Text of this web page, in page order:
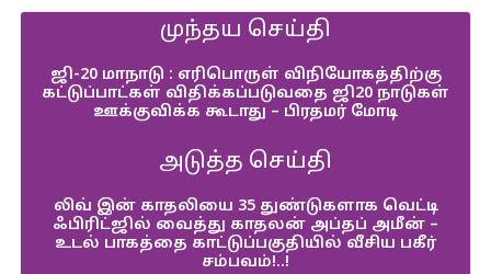
முந்தய செய்தி
ஜி-20 மாநாடு : எரிபொருள் விநியோகத்திற்கு
கட்டுப்பாட்கள் விதிக்கப்படுவதை ஜி20 நாடுகள்
ஊக்குவிக்க கூடாது – பிரதமர் மோடி
அடுத்த செய்தி
லிவ் இன் காதலியை 35 துண்டுகளாக வெட்டி
ஃபிரிட்ஜில் வைத்து காதலன் அப்தப் அமீன் –
உடல் பாகத்தை காட்டுப்பகுதியில் வீசிய பகீர்
சம்பவம்!..!